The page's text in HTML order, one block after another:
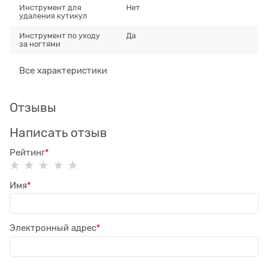
Инструмент для
удаления кутикул
Нет
Инструмент по уходу
за ногтями
Да
Все характеристики
Отзывы
Написать отзыв
Рейтинг
Имя
Электронный адрес